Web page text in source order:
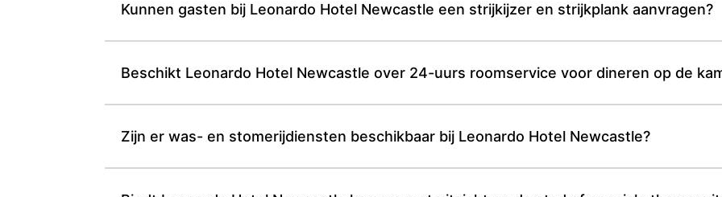
Kunnen gasten bij Leonardo Hotel Newcastle een strijkijzer en strijkplank aanvragen?
Beschikt Leonardo Hotel Newcastle over 24-uurs roomservice voor dineren op de
Zijn er was- en stomerijdiensten beschikbaar bij Leonardo Hotel Newcastle?